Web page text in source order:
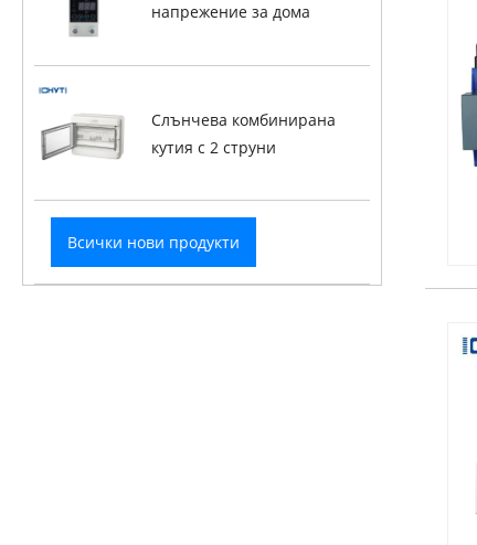
напрежение за дома
Слънчева комбинирана
кутия с 2 струни
Всички нови продукти